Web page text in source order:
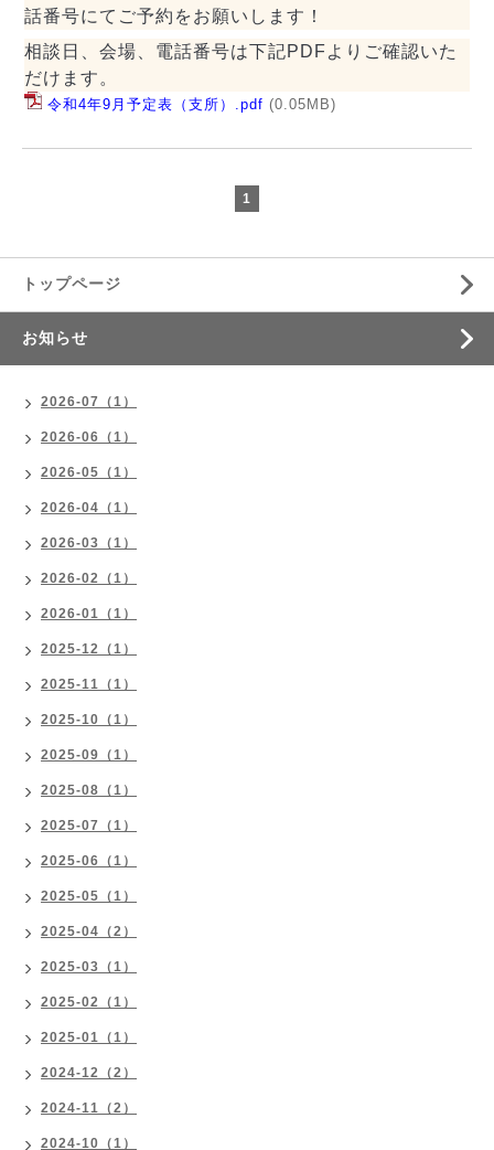
話番号にてご予約をお願いします！
相談日、会場、電話番号は下記PDFよりご確認いた
だけます。
令和4年9月予定表（支所）.pdf (0.05MB)
1
トップページ
お知らせ
2026-07（1）
2026-06（1）
2026-05（1）
2026-04（1）
2026-03（1）
2026-02（1）
2026-01（1）
2025-12（1）
2025-11（1）
2025-10（1）
2025-09（1）
2025-08（1）
2025-07（1）
2025-06（1）
2025-05（1）
2025-04（2）
2025-03（1）
2025-02（1）
2025-01（1）
2024-12（2）
2024-11（2）
2024-10（1）